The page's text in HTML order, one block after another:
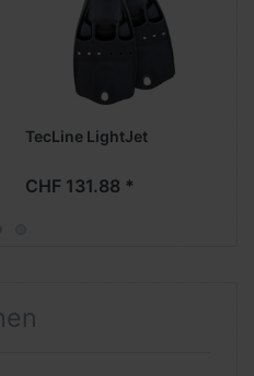
TecLine LightJet
CHF 131.88 *